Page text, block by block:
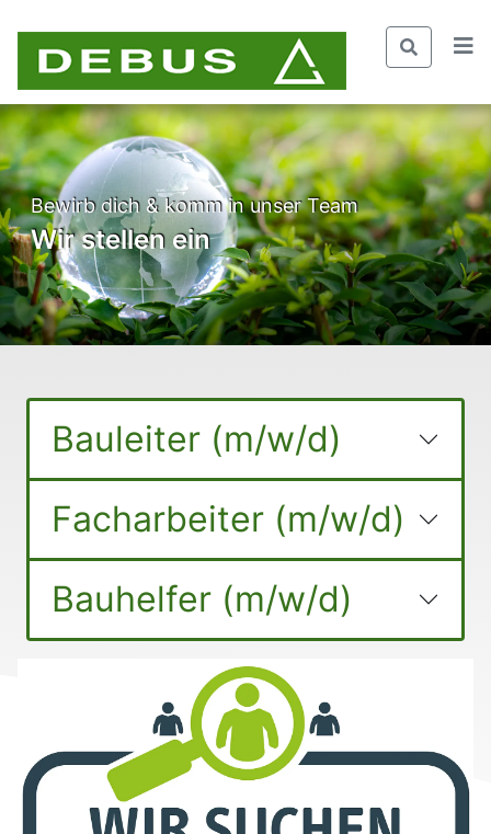
Bewirb dich & komm in unser Team
Wir stellen ein
Bauleiter (m/w/d)
Facharbeiter (m/w/d)
Bauhelfer (m/w/d)